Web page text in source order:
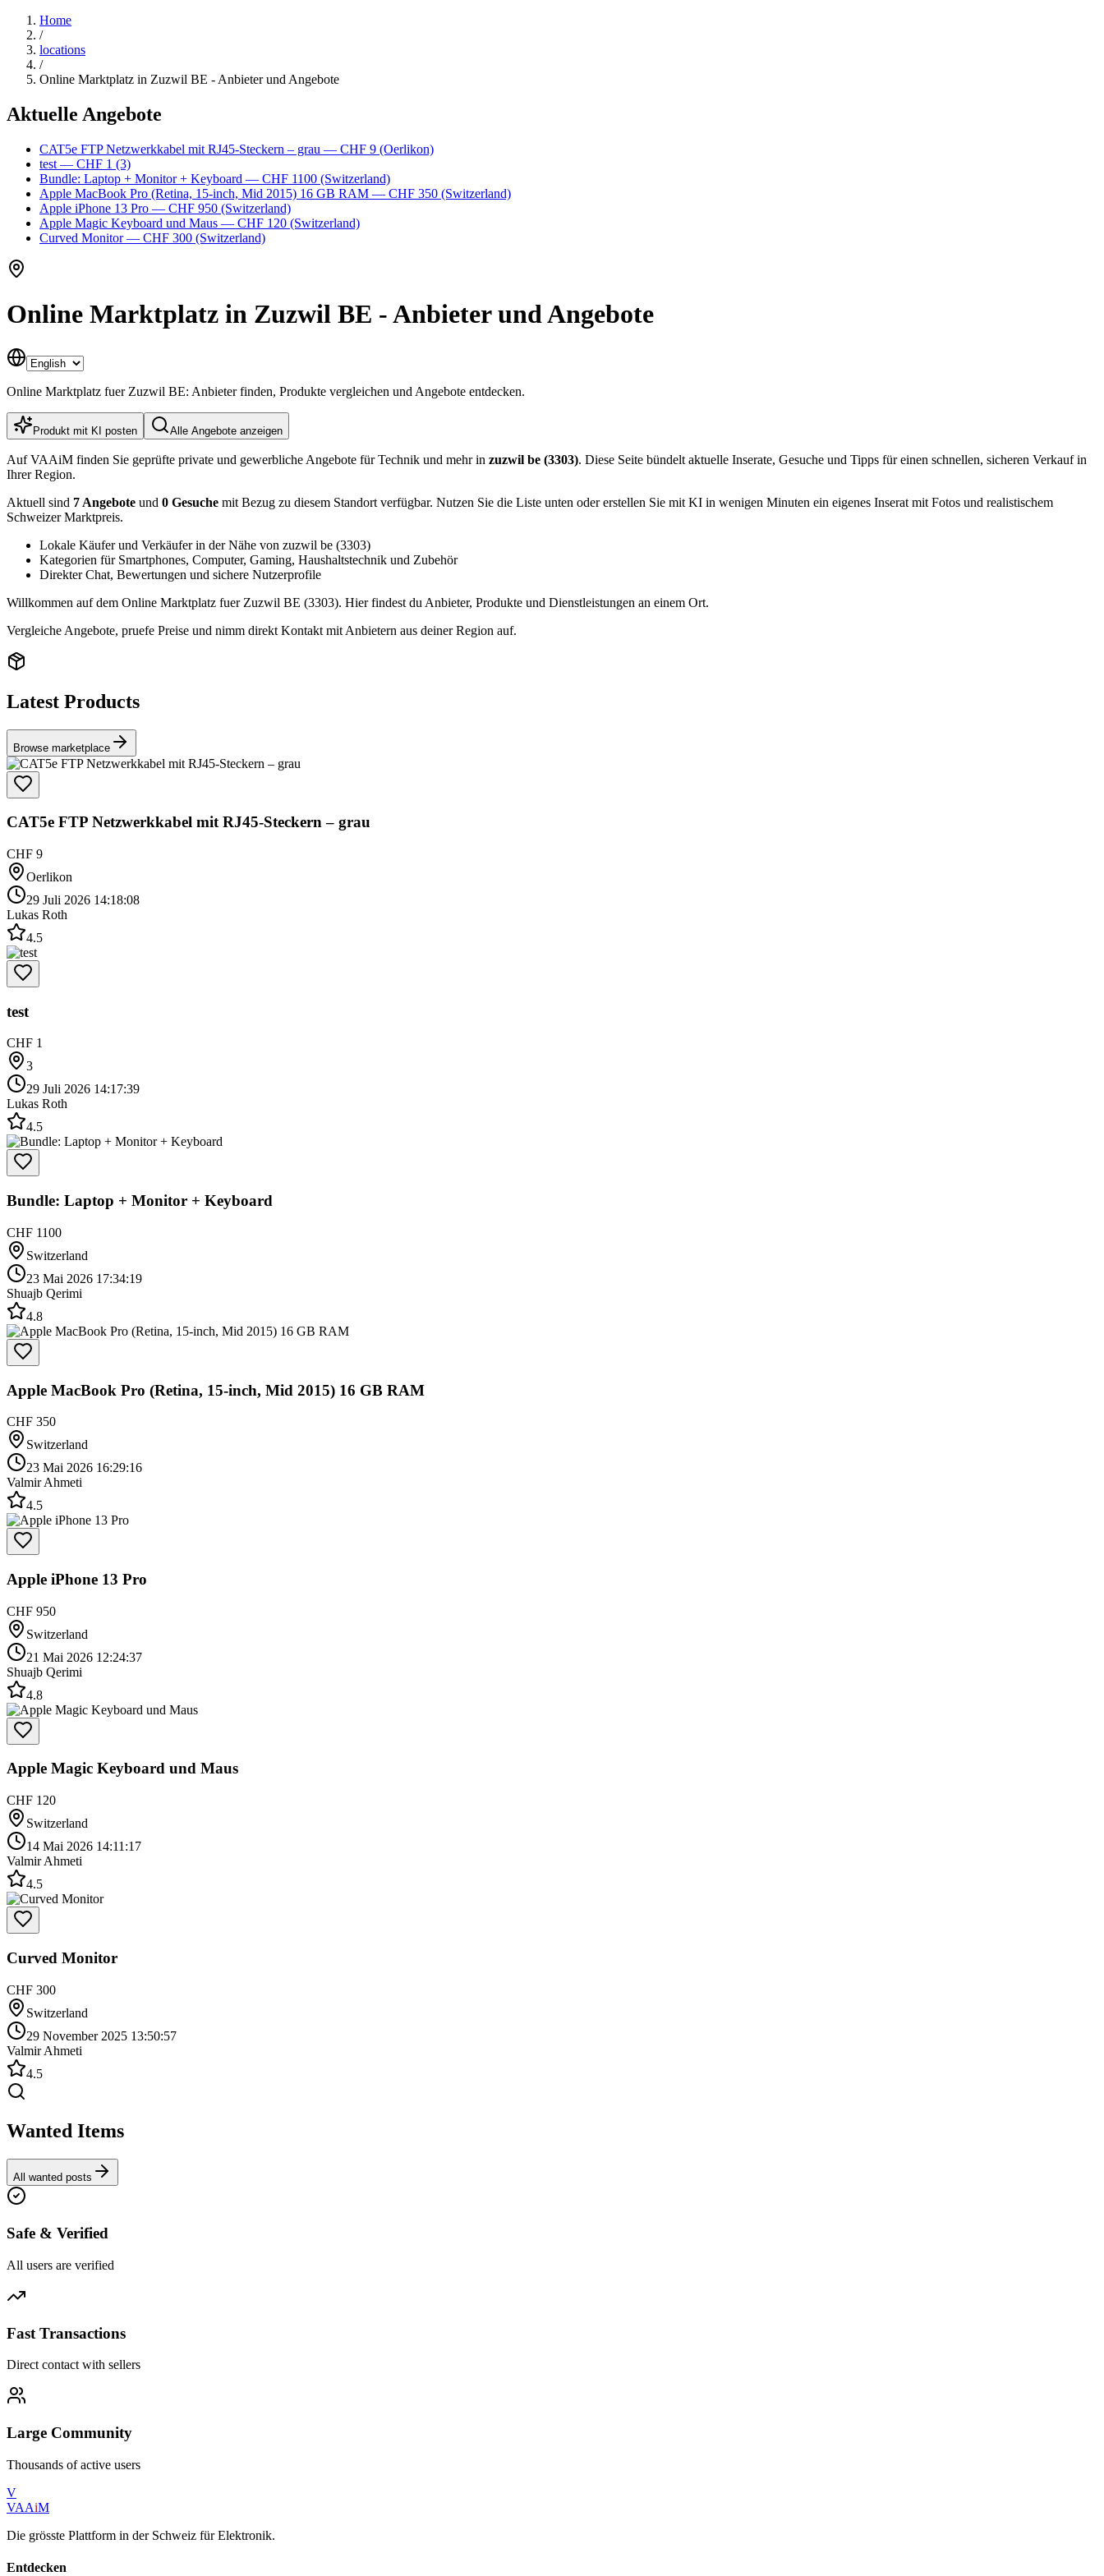
Home
/
locations
/
Online Marktplatz in Zuzwil BE - Anbieter und Angebote
Aktuelle Angebote
CAT5e FTP Netzwerkkabel mit RJ45-Steckern – grau — CHF 9 (Oerlikon)
test — CHF 1 (3)
Bundle: Laptop + Monitor + Keyboard — CHF 1100 (Switzerland)
Apple MacBook Pro (Retina, 15-inch, Mid 2015) 16 GB RAM — CHF 350 (Switzerland)
Apple iPhone 13 Pro — CHF 950 (Switzerland)
Apple Magic Keyboard und Maus — CHF 120 (Switzerland)
Curved Monitor— CHF 300 (Switzerland)
Online Marktplatz in Zuzwil BE - Anbieter und Angebote
Online Marktplatz fuer Zuzwil BE: Anbieter finden, Produkte vergleichen und Angebote entdecken.
Produkt mit KI posten Alle Angebote anzeigen
Auf VAAiM finden Sie geprüfte private und gewerbliche Angebote für Technik und mehr in zuzwil be (3303). Diese Seite bündelt aktuelle Inserate, Gesuche und Tipps für einen schnellen, sicheren Verkauf in
Ihrer Region.
Aktuell sind 7 Angebote und 0 Gesuche mit Bezug zu diesem Standort verfügbar. Nutzen Sie die Liste unten oder erstellen Sie mit KI in wenigen Minuten ein eigenes Inserat mit Fotos und realistischem
Schweizer Marktpreis.
Lokale Käufer und Verkäufer in der Nähe von zuzwil be (3303)
Kategorien für Smartphones, Computer, Gaming, Haushaltstechnik und Zubehör
Direkter Chat, Bewertungen und sichere Nutzerprofile
Willkommen auf dem Online Marktplatz fuer Zuzwil BE (3303). Hier findest du Anbieter, Produkte und Dienstleistungen an einem Ort.
Vergleiche Angebote, pruefe Preise und nimm direkt Kontakt mit Anbietern aus deiner Region auf.
Latest Products
Browse marketplace
CAT5e FTP Netzwerkkabel mit RJ45-Steckern – grau
CHF 9
Oerlikon
29 Juli 2026 14:18:08
Lukas Roth
4.5
test
CHF 1
3
29 Juli 2026 14:17:39
Lukas Roth
4.5
Bundle: Laptop + Monitor + Keyboard
CHF 1100
Switzerland
23 Mai 2026 17:34:19
Shuajb Qerimi
4.8
Apple MacBook Pro (Retina, 15-inch, Mid 2015) 16 GB RAM
CHF 350
Switzerland
23 Mai 2026 16:29:16
Valmir Ahmeti
4.5
Apple iPhone 13 Pro
CHF 950
Switzerland
21 Mai 2026 12:24:37
Shuajb Qerimi
4.8
Apple Magic Keyboard und Maus
CHF 120
Switzerland
14 Mai 2026 14:11:17
Valmir Ahmeti
4.5
Curved Monitor
CHF 300
Switzerland
29 November 2025 13:50:57
Valmir Ahmeti
4.5
Wanted Items
All wanted posts
Safe & Verified
All users are verified
Fast Transactions
Direct contact with sellers
Large Community
Thousands of active users
V
VAAiM
Die grösste Plattform in der Schweiz für Elektronik.
Entdecken